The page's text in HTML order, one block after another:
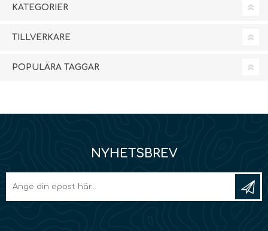
KATEGORIER
TILLVERKARE
POPULÄRA TAGGAR
NYHETSBREV